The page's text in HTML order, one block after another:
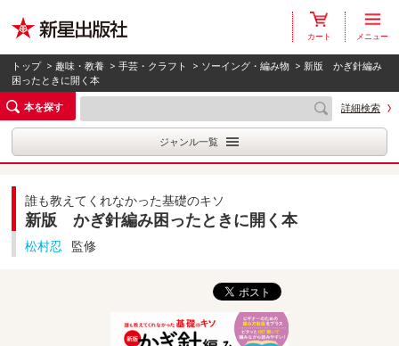
カート メニュー
トップ >趣味・教養 >手芸・クラフト > ソーイング・編み物 > 新版 かぎ針編み
困ったときに開く本
本を探す
詳細検索
ジャンル一覧
誰も教えてくれなかった基礎のキソ
新版 かぎ針編み困ったときに開く本
松村忍 監修